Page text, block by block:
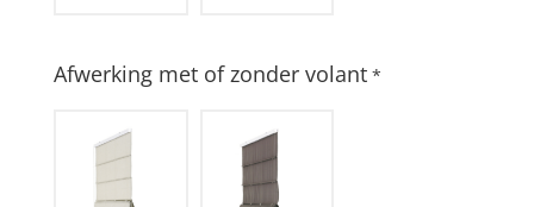
Afwerking met of zonder volant*